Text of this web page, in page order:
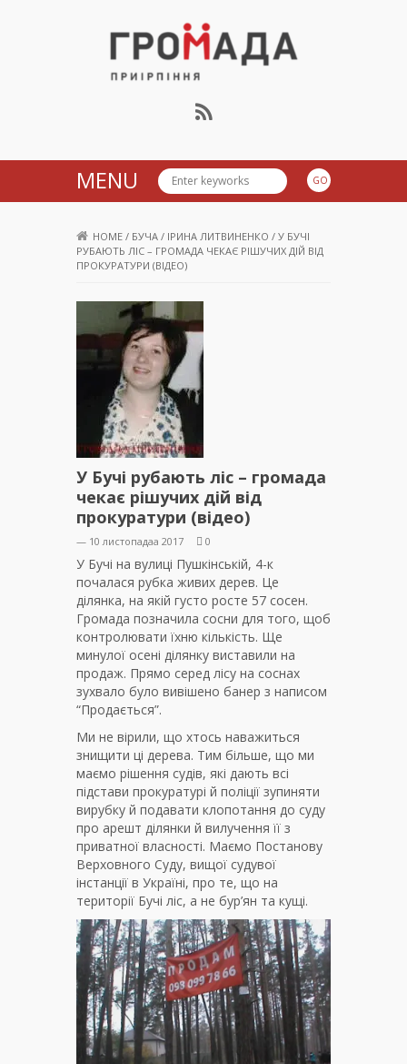
Громада Приірпіння
MENU
HOME / БУЧА / ІРИНА ЛИТВИНЕНКО / У БУЧІ
РУБАЮТЬ ЛІС – ГРОМАДА ЧЕКАЄ РІШУЧИХ ДІЙ ВІД
ПРОКУРАТУРИ (ВІДЕО)
У Бучі рубають ліс – громада
чекає рішучих дій від
прокуратури (відео)
— 10 листопадаа 2017 0
У Бучі на вулиці Пушкінській, 4-к
почалася рубка живих дерев. Це
ділянка, на якій густо росте 57 сосен.
Громада позначила сосни для того, щоб
контролювати їхню кількість. Ще
минулої осені ділянку виставили на
продаж. Прямо серед лісу на соснах
зухвало було вивішено банер з написом
“Продається”.
Ми не вірили, що хтось наважиться
знищити ці дерева. Тим більше, що ми
маємо рішення судів, які дають всі
підстави прокуратурі й поліції зупиняти
вирубку й подавати клопотання до суду
про арешт ділянки й вилучення її з
приватної власності. Маємо Постанову
Верховного Суду, вищої судувої
інстанції в Україні, про те, що на
території Бучі ліс, а не бур’ян та кущі.